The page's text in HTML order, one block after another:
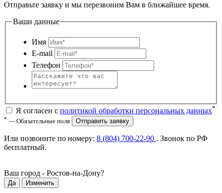
Отправьте заявку и мы перезвоним Вам в ближайшее время.
Ваши данные
Имя
E-mail
Телефон
Я согласен с политикой обработки персональных данных*
* — Обязательные поля Отправить заявку
Или позвоните по номеру: 8 (804) 700-22-90 . Звонок по РФ
бесплатный.
Ваш город - Ростов-на-Дону?
Да Изменить